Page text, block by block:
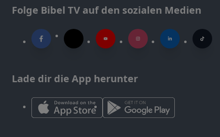
Folge Bibel TV auf den sozialen Medien
Lade dir die App herunter